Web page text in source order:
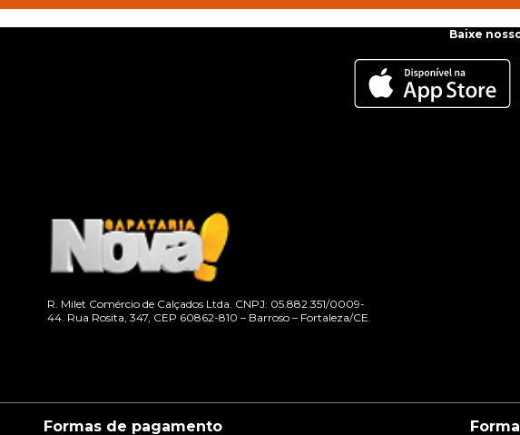
Baixe
R. Milet Comércio de Calçados Ltda. CNPJ: 05.882.351/0009-
44. Rua Rosita, 347, CEP 60862-810 – Barroso – Fortaleza/CE.
Formas de pagamento